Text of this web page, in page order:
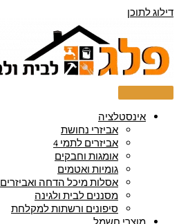
דילוג לתוכן
אינסטלציה
אביזרי נחושת
אביזרים לתמי 4
אומגות וחבקים
גומיות ואטמים
אסלות מיכל הדחה ואביזרים
מסננים לבית ולגינה
סיפונים ורשתות למקלחת
מוצרי חשמל